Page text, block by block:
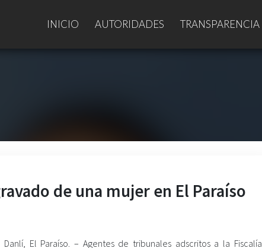
INICIO AUTORIDADES TRANSPARENCIA
de una mujer en El Paraíso
Danlí, El Paraíso. – Agentes de tribunales adscritos a la Fiscalía